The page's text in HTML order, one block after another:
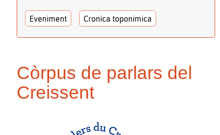
Eveniment Cronica toponimica
Còrpus de parlars del
Creissent